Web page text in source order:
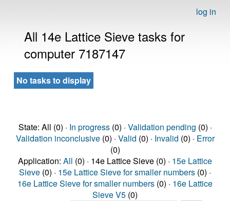
log in
All 14e Lattice Sieve tasks for
computer 7187147
No tasks to display
State: All (0) · In progress(0) · Validation pending (0) ·
Validation inconclusive(0) · Valid (0) · Invalid (0) · Error
(0)
Application: All (0) · 14e Lattice Sieve (0) · 15e Lattice
Sieve (0) · 15e Lattice Sieve for smaller numbers (0) ·
16e Lattice Sieve for smaller numbers (0) · 16e Lattice
Sieve V5 (0)